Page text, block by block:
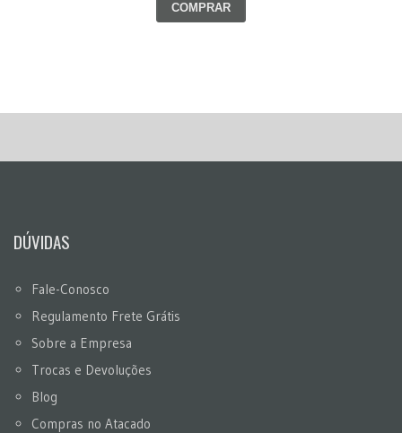
COMPRAR
DÚVIDAS
Fale-Conosco
Regulamento Frete Grátis
Sobre a Empresa
Trocas e Devoluções
Blog
Compras no Atacado